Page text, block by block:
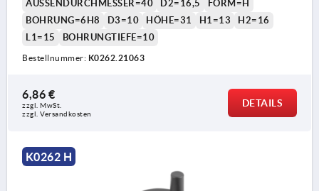
AUSSENDURCHMESSER=40
D2=16,5
FORM=H
BOHRUNG=6H8
D3=10 HÖHE=31 H1=13
H2=16
L1=15
BOHRUNGTIEFE=10
Bestellnummer: K0262.21063
6,86 €
zzgl. MwSt.
zzgl. Versandkosten
DETAILS
K0262 H